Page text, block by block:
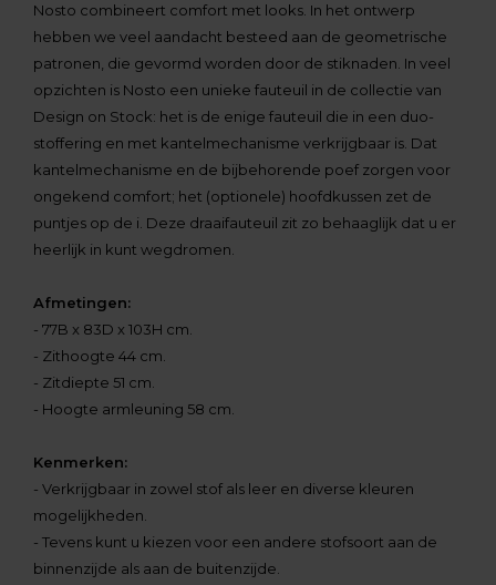
Nosto combineert comfort met looks. In het ontwerp
hebben we veel aandacht besteed aan de geometrische
patronen, die gevormd worden door de stiknaden. In veel
opzichten is Nosto een unieke fauteuil in de collectie van
Design on Stock: het is de enige fauteuil die in een duo-
stoffering en met kantelmechanisme verkrijgbaar is. Dat
kantelmechanisme en de bijbehorende poef zorgen voor
ongekend comfort; het (optionele) hoofdkussen zet de
puntjes op de i. Deze draaifauteuil zit zo behaaglijk dat u er
heerlijk in kunt wegdromen.
Afmetingen:
- 77B x 83D x 103H cm.
- Zithoogte 44 cm.
- Zitdiepte 51 cm.
- Hoogte armleuning 58 cm.
Kenmerken:
- Verkrijgbaar in zowel stof als leer en diverse kleuren
mogelijkheden.
- Tevens kunt u kiezen voor een andere stofsoort aan de
binnenzijde als aan de buitenzijde.